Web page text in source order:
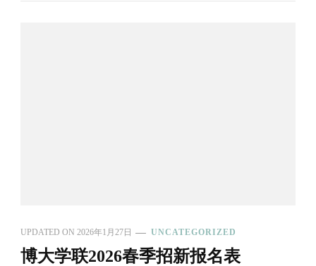
UPDATED ON 2026年1月27日 UNCATEGORIZED
博大学联2026春季招新报名表